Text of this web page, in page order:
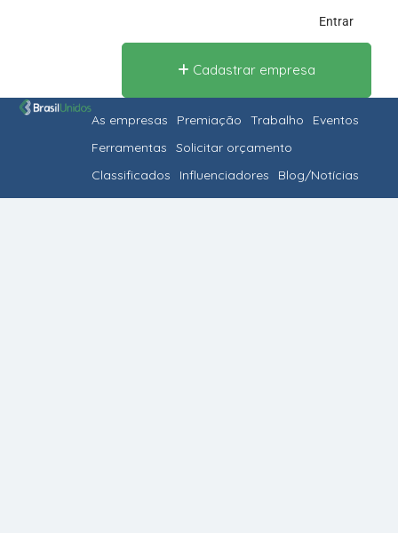
Entrar
Cadastrar empresa
As empresas Premiação Trabalho
Eventos
Ferramentas
Solicitar orçamento
Classificados
Influenciadores Blog/Notícias